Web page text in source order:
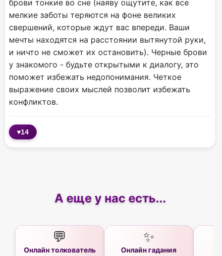
брови тонкие во сне (наяву ощутите, как все
мелкие заботы теряются на фоне великих
свершений, которые ждут вас впереди. Ваши
мечты находятся на расстоянии вытянутой руки,
и ничто не сможет их остановить). Черные брови
у знакомого - будьте открытыми к диалогу, это
поможет избежать недопонимания. Четкое
выражение своих мыслей позволит избежать
конфликтов.
♥14
А еще у нас есть...
💬
Онлайн толкователь
✨
Онлайн гадания